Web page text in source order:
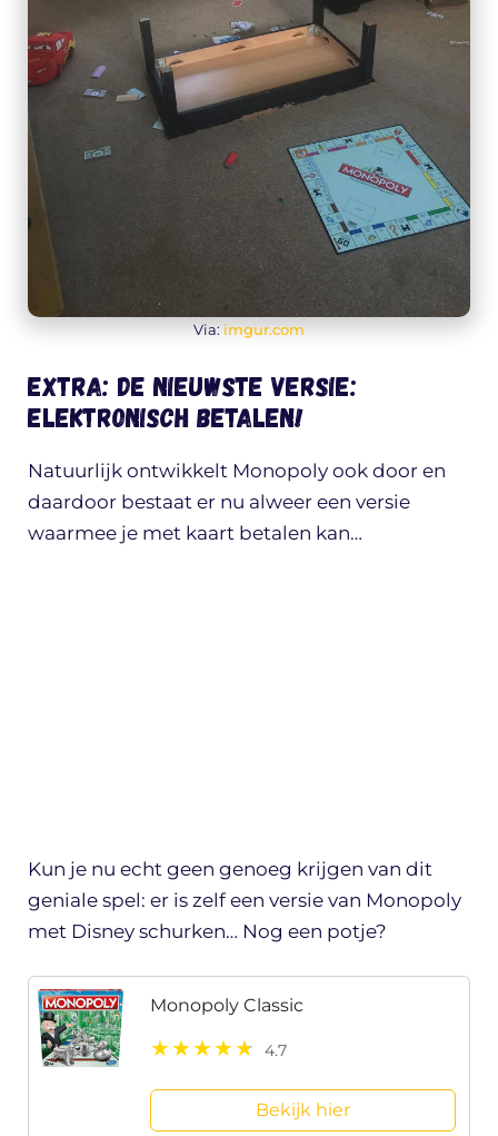
Via: imgur.com
EXTRA: De nieuwste versie:
elektronisch betalen!
Natuurlijk ontwikkelt Monopoly ook door en
daardoor bestaat er nu alweer een versie
waarmee je met kaart betalen kan…
Kun je nu echt geen genoeg krijgen van dit
geniale spel: er is zelf een versie van Monopoly
met Disney schurken… Nog een potje?
Monopoly Classic
4.7
Bekijk hier